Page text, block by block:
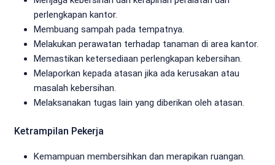
perlengkapan kantor.
Membuang sampah pada tempatnya.
Melakukan perawatan terhadap tanaman di area kantor.
Memastikan ketersediaan perlengkapan kebersihan.
Melaporkan kepada atasan jika ada kerusakan atau
masalah kebersihan.
Melaksanakan tugas lain yang diberikan oleh atasan.
Ketrampilan Pekerja
Kemampuan membersihkan dan merapikan ruangan.